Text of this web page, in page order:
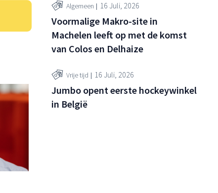
Algemeen 16 Juli, 2026
Voormalige Makro-site in
Machelen leeft op met de komst
van Colos en Delhaize
Vrije tijd 16 Juli, 2026
Jumbo opent eerste hockeywinkel
in België